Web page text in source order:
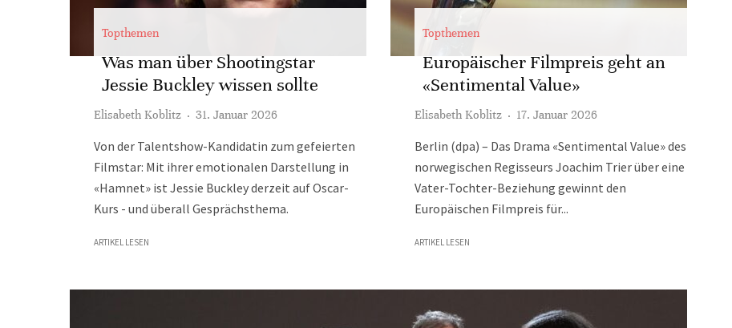
Topthemen
Was man über Shootingstar
Jessie Buckley wissen sollte
Elisabeth Koblitz · 31. Januar 2026
Von der Talentshow-Kandidatin zum gefeierten
Filmstar: Mit ihrer emotionalen Darstellung in
«Hamnet» ist Jessie Buckley derzeit auf Oscar-
Kurs - und überall Gesprächsthema.
ARTIKEL LESEN
Topthemen
Europäischer Filmpreis geht an
«Sentimental Value»
Elisabeth Koblitz · 17. Januar 2026
Berlin (dpa) – Das Drama «Sentimental Value» des
norwegischen Regisseurs Joachim Trier über eine
Vater-Tochter-Beziehung gewinnt den
Europäischen Filmpreis für...
ARTIKEL LESEN